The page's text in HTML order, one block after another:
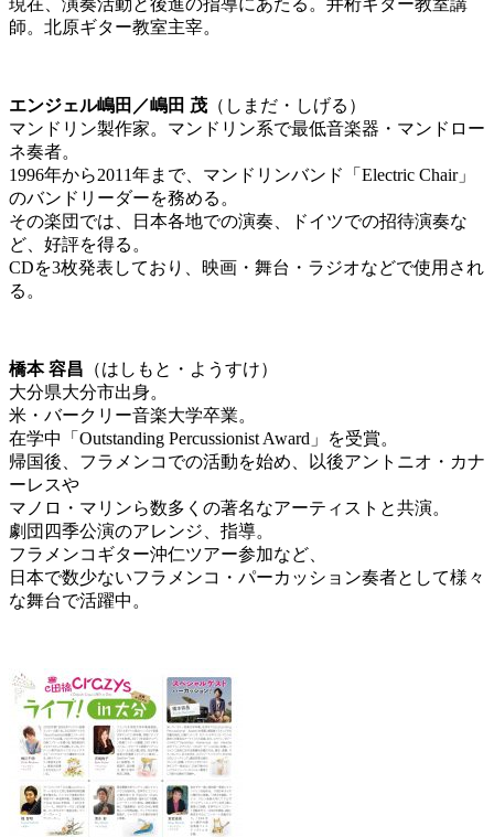
現在、演奏活動と後進の指導にあたる。井桁ギター教室講
師。北原ギター教室主宰。
エンジェル嶋田／嶋田 茂 （しまだ・しげる）
マンドリン製作家。マンドリン系で最低音楽器・マンドロー
ネ奏者。
1996年から2011年まで、マンドリンバンド「Electric Chair」
のバンドリーダーを務める。
その楽団では、日本各地での演奏、ドイツでの招待演奏な
ど、好評を得る。
CDを3枚発表しており、映画・舞台・ラジオなどで使用され
る。
橋本 容昌 （はしもと・ようすけ）
大分県大分市出身。
米・バークリー音楽大学卒業。
在学中「Outstanding Percussionist Award」を受賞。
帰国後、フラメンコでの活動を始め、以後アントニオ・カナ
ーレスや
マノロ・マリンら数多くの著名なアーティストと共演。
劇団四季公演のアレンジ、指導。
フラメンコギター沖仁ツアー参加など、
日本で数少ないフラメンコ・パーカッション奏者として様々
な舞台で活躍中。